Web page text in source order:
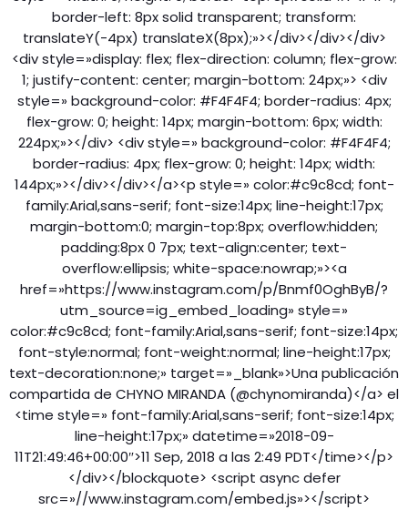
border-left: 8px solid transparent; transform:
translateY(-4px) translateX(8px);»></div></div></div>
<div style=»display: flex; flex-direction: column; flex-grow:
1; justify-content: center; margin-bottom: 24px;»> <div
style=» background-color: #F4F4F4; border-radius: 4px;
flex-grow: 0; height: 14px; margin-bottom: 6px; width:
224px;»></div> <div style=» background-color: #F4F4F4;
border-radius: 4px; flex-grow: 0; height: 14px; width:
144px;»></div></div></a><p style=» color:#c9c8cd; font-
family:Arial,sans-serif; font-size:14px; line-height:17px;
margin-bottom:0; margin-top:8px; overflow:hidden;
padding:8px 0 7px; text-align:center; text-
overflow:ellipsis; white-space:nowrap;»><a
href=»https://www.instagram.com/p/Bnmf0OghByB/?
utm_source=ig_embed_loading» style=»
color:#c9c8cd; font-family:Arial,sans-serif; font-size:14px;
font-style:normal; font-weight:normal; line-height:17px;
text-decoration:none;» target=»_blank»>Una publicación
compartida de CHYNO MIRANDA (@chynomiranda)</a> el
<time style=» font-family:Arial,sans-serif; font-size:14px;
line-height:17px;» datetime=»2018-09-
11T21:49:46+00:00″>11 Sep, 2018 a las 2:49 PDT</time></p>
</div></blockquote> <script async defer
src=»//www.instagram.com/embed.js»></script>